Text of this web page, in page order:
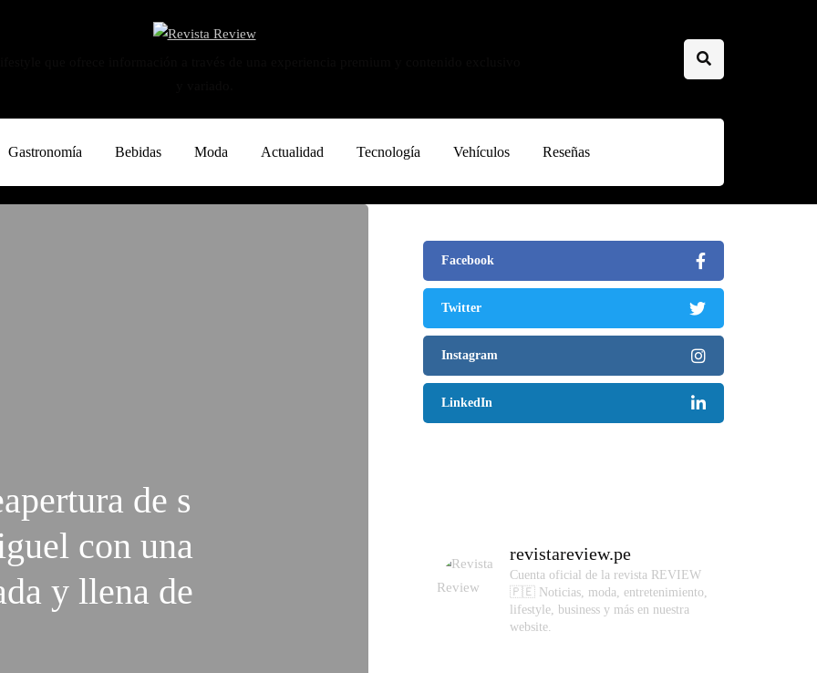
Gastronomía Bebidas Moda Actualidad Tecnología Vehículos Reseñas
de s
con una
y llena de
Facebook
Twitter
Instagram
LinkedIn
revistareview.pe
Cuenta oficial de la revista REVIEW
🇵🇪 Noticias, moda, entretenimiento,
lifestyle, business y más en nuestra
website.